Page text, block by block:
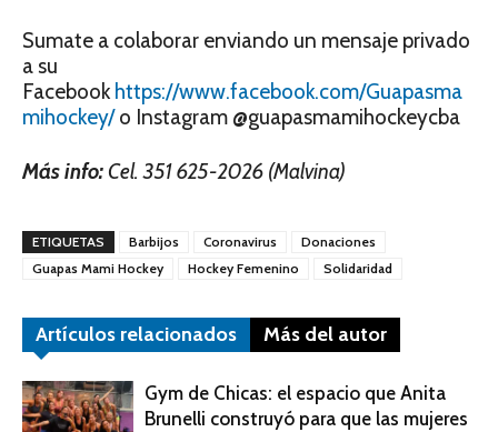
Sumate a colaborar enviando un mensaje privado
a su
Facebook https://www.facebook.com/Guapasma
mihockey/o Instagram @guapasmamihockeycba
Más info: Cel. 351 625-2026 (Malvina)
ETIQUETAS Barbijos Coronavirus
Donaciones
Guapas Mami Hockey
Hockey Femenino Solidaridad
Artículos relacionados Más del autor
Gym de Chicas: el espacio que Anita
Brunelli construyó para que las mujeres